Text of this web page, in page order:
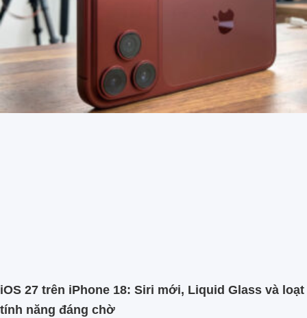
iOS 27 trên iPhone 18: Siri mới, Liquid Glass và loạt
tính năng đáng chờ